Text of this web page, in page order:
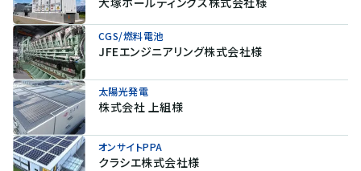
CGS/燃料電池
JFEエンジニアリング株式会社様
太陽光発電
株式会社 上組様
オンサイトPPA
クラシエ株式会社様